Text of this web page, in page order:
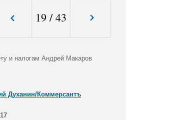
19 /43
и налогам Андрей Макаров
Духанин/Коммерсантъ